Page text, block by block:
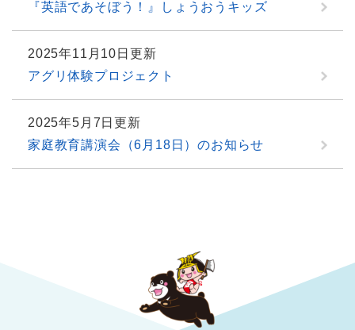
『英語であそぼう！』しょうおうキッズ
2025年11月10日更新
アグリ体験プロジェクト
2025年5月7日更新
家庭教育講演会（6月18日）のお知らせ